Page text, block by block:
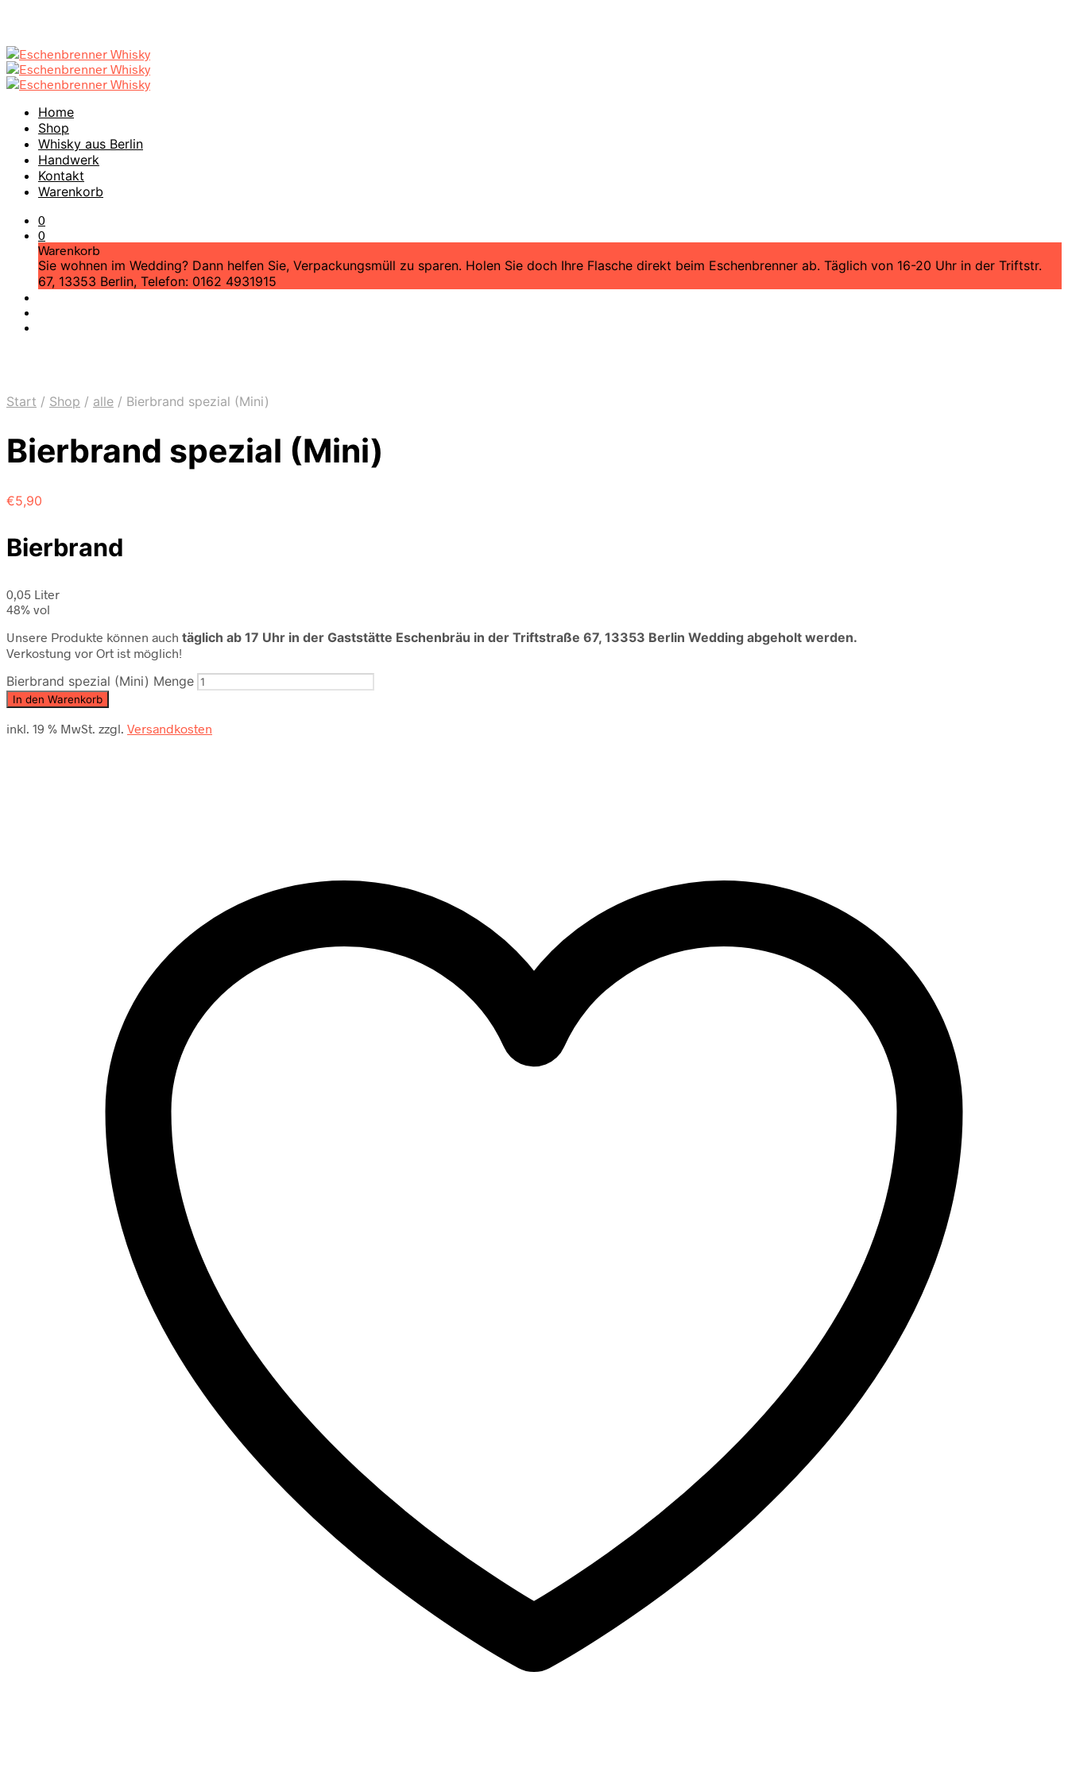
Home
Shop
Whisky aus Berlin
Handwerk
Kontakt
Warenkorb
0
0
Warenkorb
Sie wohnen im Wedding? Dann helfen Sie, Verpackungsmüll zu sparen. Holen Sie doch Ihre Flasche direkt beim Eschenbrenner ab. Täglich von 16-20 Uhr in der Triftstr.
67, 13353 Berlin, Telefon: 0162 4931915
Start / Shop / alle / Bierbrand spezial (Mini)
Bierbrand spezial (Mini)
€5,90
Bierbrand
0,05 Liter
48% vol
Unsere Produkte können auch täglich ab 17 Uhr in der Gaststätte Eschenbräu in der Triftstraße 67, 13353 Berlin Wedding abgeholt werden.
Verkostung vor Ort ist möglich!
Bierbrand spezial (Mini) Menge
In den Warenkorb
inkl. 19 % MwSt. zzgl. Versandkosten